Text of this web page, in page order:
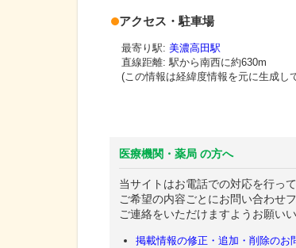
アクセス・駐車場
最寄り駅: 美濃高田駅
直線距離: 駅から南西に約630m
(この情報は経緯度情報を元に生成し
医療機関・薬局 の方へ
当サイトはお電話での対応を行って
ご希望の内容ごとにお問い合わせ
ご連絡をいただけますようお願いい
掲載情報の修正・追加・削除のお